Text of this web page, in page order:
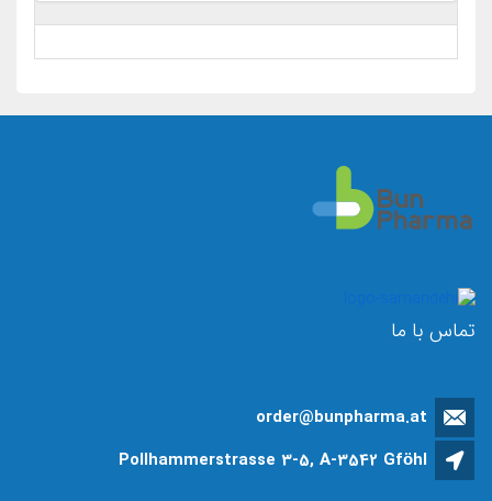
تماس با ما
order@bunpharma.at
Pollhammerstrasse 3-5, A-3542 Gföhl